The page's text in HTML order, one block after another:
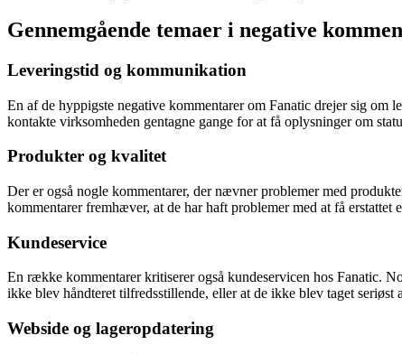
Gennemgående temaer i negative
Leveringstid og kommunikation
En af de hyppigste negative kommentarer om Fanatic drejer sig
kontakte virksomheden gentagne gange for at få oplysninger om
Produkter og kvalitet
Der er også nogle kommentarer, der nævner problemer med
kommentarer fremhæver, at de har haft problemer med at få erstattet
Kundeservice
En række kommentarer kritiserer også kundeservicen hos Fanatic.
ikke blev håndteret tilfredsstillende, eller at de ikke blev taget seriøst
Webside og lageropdatering